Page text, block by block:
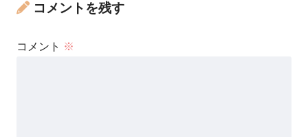
コメントを残す
コメント ※